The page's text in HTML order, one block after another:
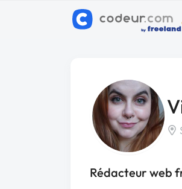
Rédacteur web